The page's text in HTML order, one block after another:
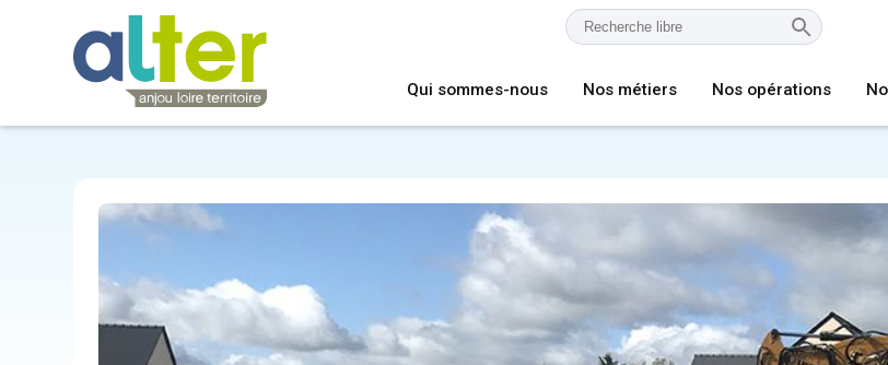
Qui sommes-nous Nos métiers Nos opérations